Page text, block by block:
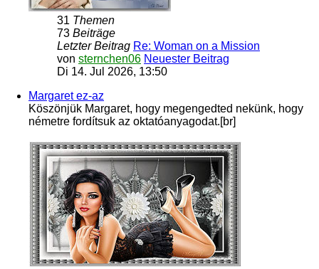
31 Themen
73 Beiträge
Letzter Beitrag Re: Woman on a Mission
von sternchen06 Neuester Beitrag
Di 14. Jul 2026, 13:50
Margaret ez-az
Köszönjük Margaret, hogy megengedted nekünk, hogy
németre fordítsuk az oktatóanyagodat.[br]